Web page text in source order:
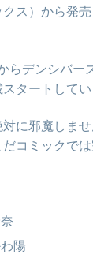
ス）から発
らデンシバー
タートしてい
に邪魔しま
コミックでは
陽